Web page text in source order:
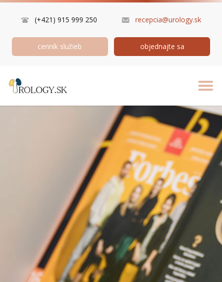
(+421) 915 999 250 recepcia@urology.sk
cenník služieb objednajte sa